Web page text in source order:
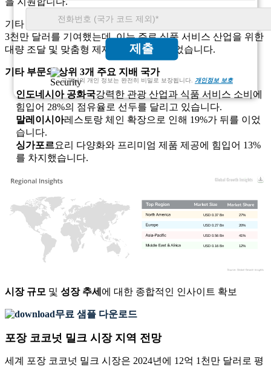
제출
고객님의 개인 정보는 완전히 비밀로 보장됩니다. 개인정보 보호
기타 애플리케이션은 2025년에 10%의 점유율을 차지하는 1억
3천만 달러를 기여했는데, 이는 주로 식품 서비스 산업을 위한
대량 조달 및 맞춤형 제제에 의해 주도되었습니다.
기타 부문의 상위 3개 주요 지배 국가
인도네시아 공화국강력한 관광 산업과 식품 서비스 소비에
힘입어 28%의 점유율로 선두를 달리고 있습니다.
말레이시아레스토랑 체인 확장으로 인해 19%가 뒤를 이었
습니다.
싱가포르요리 다양화와 프리미엄 제품 제공에 힘입어 13%
를 차지했습니다.
12%
USD 0.16 Bn
41%
USD 0.56 Bn
20%
USD 0.27 Bn
27%
USD 0.37 Bn
시장 규모 및 성장 추세 에 대한 종합적인 인사이트 확보
무료 샘플 다운로드
포장 코코넛 밀크 시장 지역 전망
세계 포장 코코넛 밀크 시장은 2024년에 12억 1천만 달러로 평